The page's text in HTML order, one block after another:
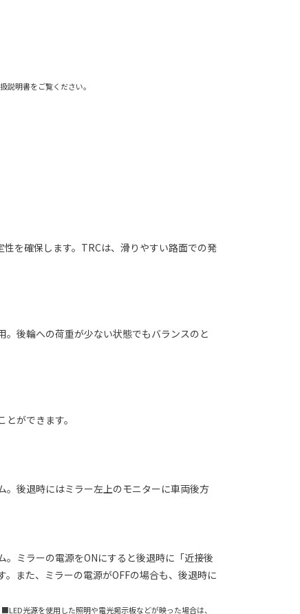
明書をご覧ください。
を確保します。TRCは、滑りやすい路面での発
後輪への荷重が少ない状態でもバランスのと
ができます。
後退時にはミラー左上のモニターに車両後方
ミラーの電源をONにすると後退時に「近接後
また、ミラーの電源がOFFの場合も、後退時に
光源を使用した照明や電光掲示板などが映った場合は、